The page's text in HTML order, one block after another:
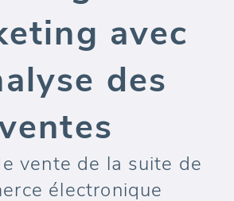
avec
des
vente de la suite de
électronique